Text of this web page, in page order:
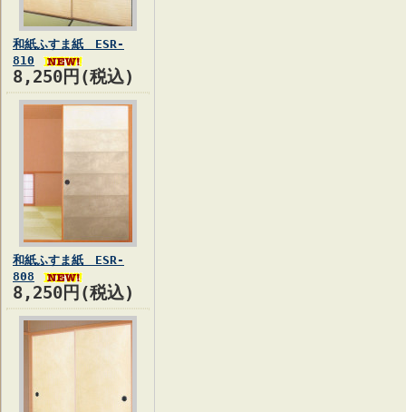
和紙ふすま紙 ESR-
810
8,250円(税込)
和紙ふすま紙 ESR-
808
8,250円(税込)